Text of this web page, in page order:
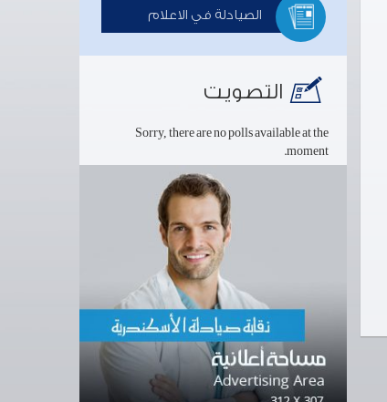
الصيادلة في الاعلام
التصويت
Sorry, there are no polls available at the
moment.